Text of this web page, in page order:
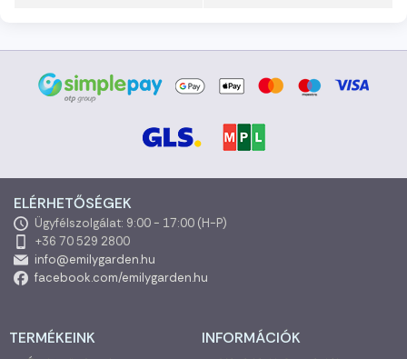
ELÉRHETŐSÉGEK
Ügyfélszolgálat: 9:00 - 17:00 (H-P)
+36 70 529 2800
info@emilygarden.hu
facebook.com/emilygarden.hu
TERMÉKEINK INFORMÁCIÓK